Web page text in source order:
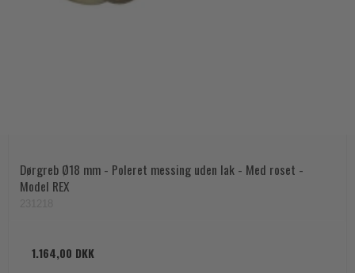
Dørgreb Ø18 mm - Poleret messing uden lak - Med roset -
Model REX
1.164,00 DKK